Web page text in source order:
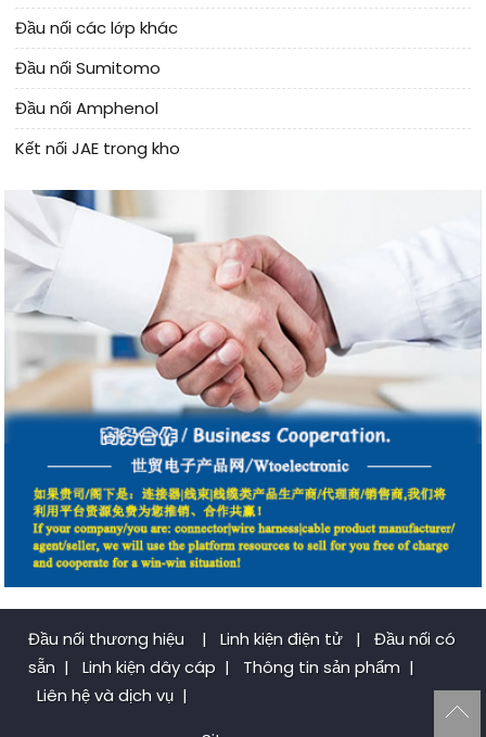
Đầu nối các lớp khác
Đầu nối Sumitomo
Đầu nối Amphenol
Kết nối JAE trong kho
Đầu nối thương hiệu | Linh kiện điện tử |
Đầu nối có
sẵn | Linh kiện dây cáp | Thông tin sản phẩm |
Liên hệ và dịch vụ |